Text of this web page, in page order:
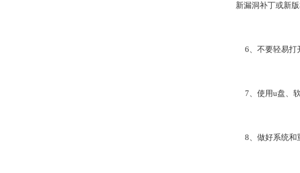
新漏洞补丁或新
6、不要轻易打
7、使用u盘、软
8、做好系统和